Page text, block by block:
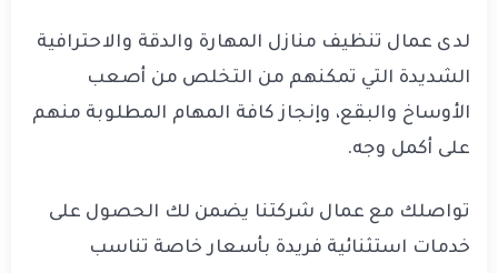
لدى عمال تنظيف منازل المهارة والدقة والاحترافية
الشديدة التي تمكنهم من التخلص من أصعب
الأوساخ والبقع، وإنجاز كافة المهام المطلوبة منهم
على أكمل وجه.
تواصلك مع عمال شركتنا يضمن لك الحصول على
خدمات استثنائية فريدة بأسعار خاصة تناسب